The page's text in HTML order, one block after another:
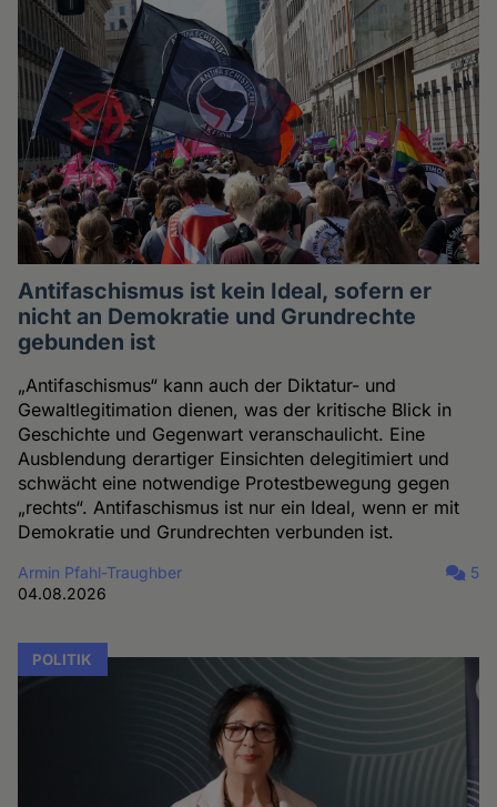
Antifaschismus ist kein Ideal, sofern er
nicht an Demokratie und Grundrechte
gebunden ist
„Antifaschismus“ kann auch der Diktatur- und
Gewaltlegitimation dienen, was der kritische Blick in
Geschichte und Gegenwart veranschaulicht. Eine
Ausblendung derartiger Einsichten delegitimiert und
schwächt eine notwendige Protestbewegung gegen
„rechts“. Antifaschismus ist nur ein Ideal, wenn er mit
Demokratie und Grundrechten verbunden ist.
Armin Pfahl-Traughber
04.08.2026
5
POLITIK